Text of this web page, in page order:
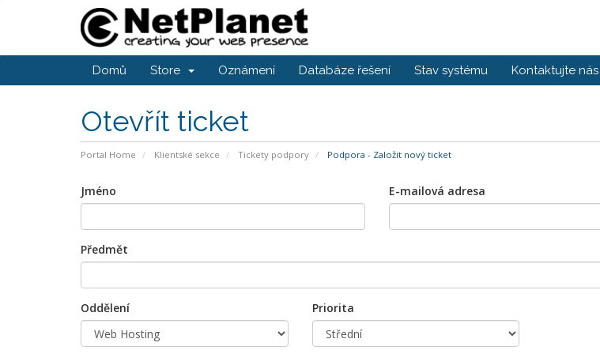
Domů Store Oznámení Databáze řešení Stav systému Kontaktujte nás
Otevřít ticket
Portal Home Klientské sekce Tickety podpory Podpora - Založit nový ticket
Jméno E-mailová adresa
Předmět
Oddělení Priorita